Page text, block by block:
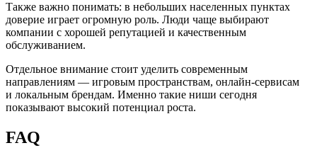
Также важно понимать: в небольших населенных пунктах
доверие играет огромную роль. Люди чаще выбирают
компании с хорошей репутацией и качественным
обслуживанием.
Отдельное внимание стоит уделить современным
направлениям — игровым пространствам, онлайн-сервисам
и локальным брендам. Именно такие ниши сегодня
показывают высокий потенциал роста.
FAQ